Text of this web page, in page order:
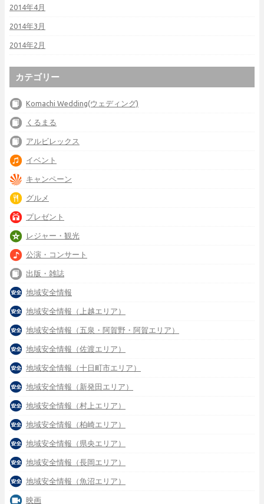
2014年4月
2014年3月
2014年2月
カテゴリー
Komachi Wedding(ウェディング)
くるまる
アルビレックス
イベント
キャンペーン
グルメ
プレゼント
レジャー・観光
公演・コンサート
出版・雑誌
地域安全情報
地域安全情報（上越エリア）
地域安全情報（五泉・阿賀野・阿賀エリア）
地域安全情報（佐渡エリア）
地域安全情報（十日町市エリア）
地域安全情報（新発田エリア）
地域安全情報（村上エリア）
地域安全情報（柏崎エリア）
地域安全情報（県央エリア）
地域安全情報（長岡エリア）
地域安全情報（魚沼エリア）
映画